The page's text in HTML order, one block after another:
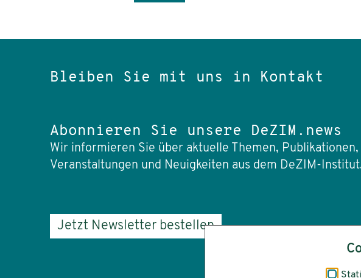
Bleiben Sie mit uns in Kontakt
Abonnieren Sie unsere DeZIM.news
Wir informieren Sie über aktuelle Themen, Publikationen,
Veranstaltungen und Neuigkeiten aus dem DeZIM-
Jetzt Newsletter bestellen